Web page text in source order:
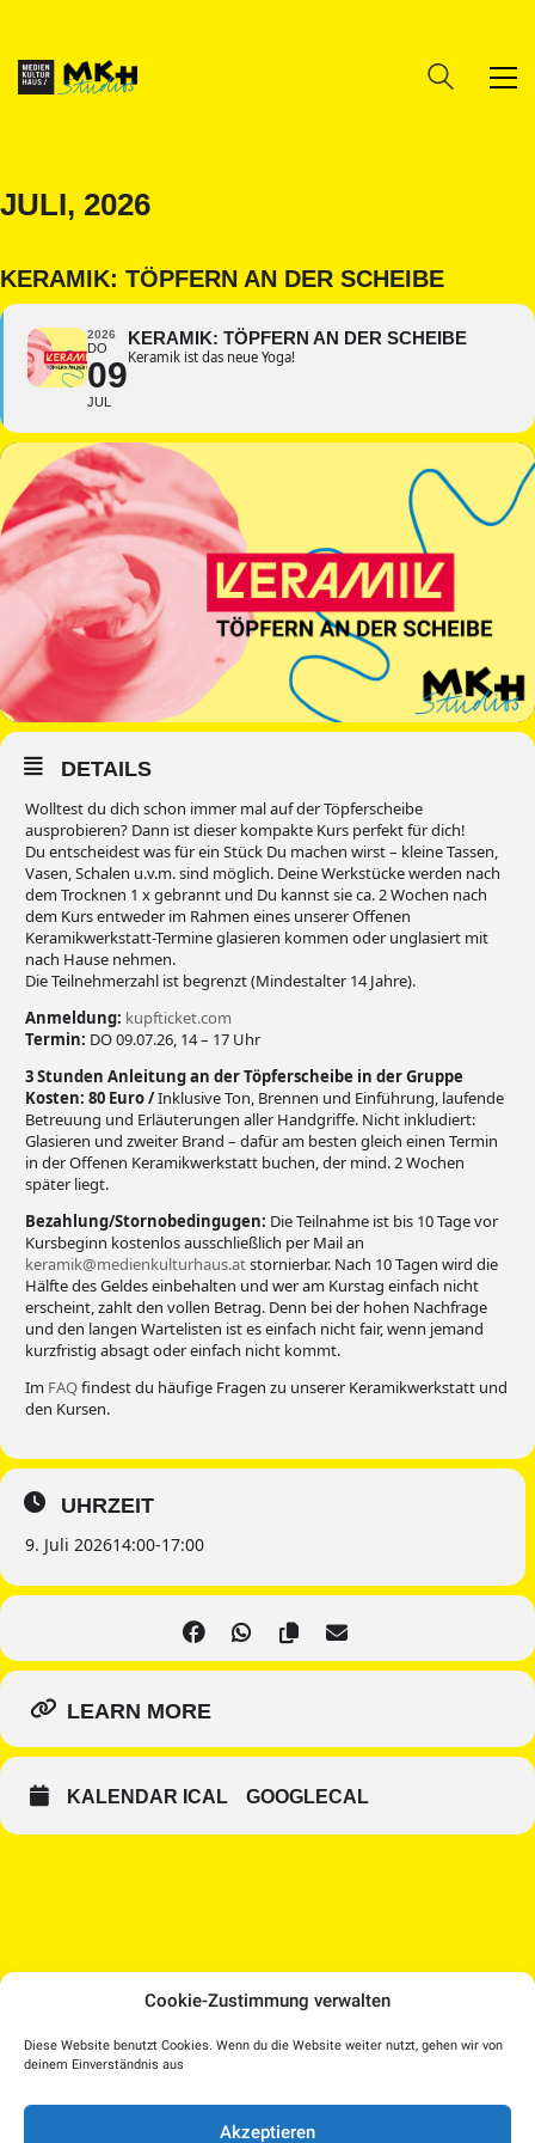
Cookie-Zustimmung verwalten
Diese Website benutzt Cookies. Wenn du die Website weiter nutzt, gehen wir von
deinem Einverständnis aus
Akzeptieren
JULI, 2026
KERAMIK: TÖPFERN AN DER SCHEIBE
2026
DO
09
JUL
KERAMIK: TÖPFERN AN DER SCHEIBE
Keramik ist das neue Yoga!
DETAILS
Wolltest du dich schon immer mal auf der Töpferscheibe
ausprobieren? Dann ist dieser kompakte Kurs perfekt für dich!
Du entscheidest was für ein Stück Du machen wirst – kleine Tassen,
Vasen, Schalen u.v.m. sind möglich. Deine Werkstücke werden nach
dem Trocknen 1 x gebrannt und Du kannst sie ca. 2 Wochen nach
dem Kurs entweder im Rahmen eines unserer Offenen
Keramikwerkstatt-Termine glasieren kommen oder unglasiert mit
nach Hause nehmen.
Die Teilnehmerzahl ist begrenzt (Mindestalter 14 Jahre).
Anmeldung: kupfticket.com
Termin: DO 09.07.26, 14 – 17 Uhr
3 Stunden Anleitung an der Töpferscheibe in der Gruppe
Kosten: 80 Euro /Inklusive Ton, Brennen und Einführung, laufende
Betreuung und Erläuterungen aller Handgriffe. Nicht inkludiert:
Glasieren und zweiter Brand – dafür am besten gleich einen Termin
in der Offenen Keramikwerkstatt buchen, der mind. 2 Wochen
später liegt.
Bezahlung/Stornobedingugen: Die Teilnahme ist bis 10 Tage vor
Kursbeginn kostenlos ausschließlich per Mail an
keramik@medienkulturhaus.atstornierbar. Nach 10 Tagen wird die
Hälfte des Geldes einbehalten und wer am Kurstag einfach nicht
erscheint, zahlt den vollen Betrag. Denn bei der hohen Nachfrage
und den langen Wartelisten ist es einfach nicht fair, wenn jemand
kurzfristig absagt oder einfach nicht kommt.
Im FAQfindest du häufige Fragen zu unserer Keramikwerkstatt und
den Kursen.
UHRZEIT
9. Juli 202614:00-17:00
LEARN MORE
KALENDAR ICAL GOOGLECAL
YouTube
Dorf TV
Medien Kultur Haus |
Pollheimerstraße 17 | 4600 Wels
office@medienkulturhaus.at